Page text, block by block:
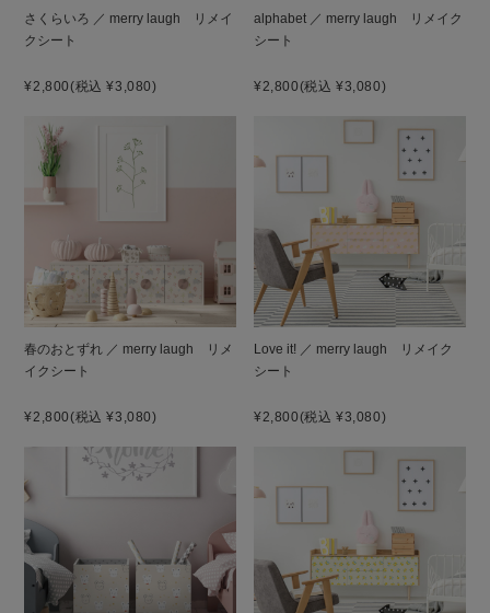
さくらいろ ／ merry laugh リメイ
クシート
¥2,800(税込 ¥3,080)
alphabet ／ merry laugh リメイク
シート
¥2,800(税込 ¥3,080)
春のおとずれ ／ merry laugh リメ
イクシート
¥2,800(税込 ¥3,080)
Love it! ／ merry laugh リメイク
シート
¥2,800(税込 ¥3,080)